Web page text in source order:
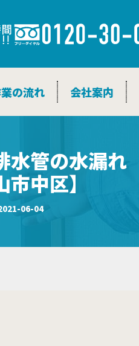
の流れ 会社案内
水管の水漏れ
市中区】
06-04